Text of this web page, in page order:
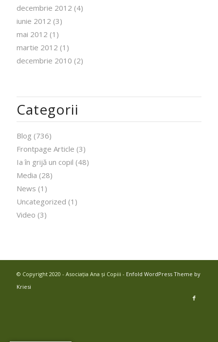
decembrie 2012 (4)
iunie 2012 (3)
mai 2012 (1)
martie 2012 (1)
decembrie 2010 (2)
Categorii
Blog (736)
Frontpage Article (3)
Ia în grijă un copil (48)
Media (28)
News (1)
Uncategorized (1)
Video (3)
© Copyright 2020 - Asociația Ana și Copiii - Enfold WordPress Theme by
Kriesi